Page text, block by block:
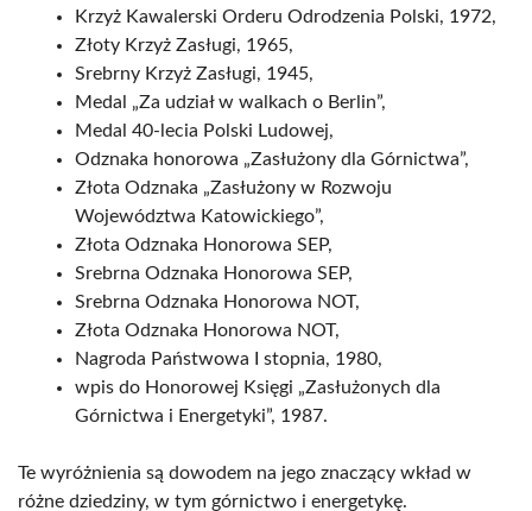
Krzyż Kawalerski Orderu Odrodzenia Polski, 1972,
Złoty Krzyż Zasługi, 1965,
Srebrny Krzyż Zasługi, 1945,
Medal „Za udział w walkach o Berlin”,
Medal 40-lecia Polski Ludowej,
Odznaka honorowa „Zasłużony dla Górnictwa”,
Złota Odznaka „Zasłużony w Rozwoju
Województwa Katowickiego”,
Złota Odznaka Honorowa SEP,
Srebrna Odznaka Honorowa SEP,
Srebrna Odznaka Honorowa NOT,
Złota Odznaka Honorowa NOT,
Nagroda Państwowa I stopnia, 1980,
wpis do Honorowej Księgi „Zasłużonych dla
Górnictwa i Energetyki”, 1987.
Te wyróżnienia są dowodem na jego znaczący wkład w
różne dziedziny, w tym górnictwo i energetykę.